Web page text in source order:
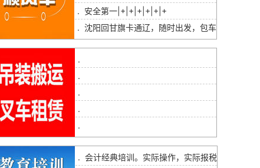
. 安全第一|+|+|+|+|+|+
. 沈阳回甘旗卡通辽，随时出发，包车
.
.
.
.
.
. 会计经典培训。实际操作，实际报税